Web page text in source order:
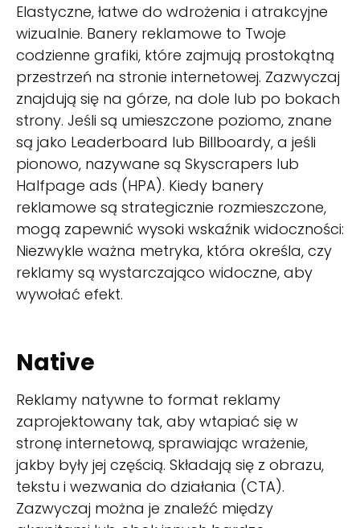
Elastyczne, łatwe do wdrożenia i atrakcyjne
wizualnie. Banery reklamowe to Twoje
codzienne grafiki, które zajmują prostokątną
przestrzeń na stronie internetowej. Zazwyczaj
znajdują się na górze, na dole lub po bokach
strony. Jeśli są umieszczone poziomo, znane
są jako Leaderboard lub Billboardy, a jeśli
pionowo, nazywane są Skyscrapers lub
Halfpage ads (HPA). Kiedy banery
reklamowe są strategicznie rozmieszczone,
mogą zapewnić wysoki wskaźnik widoczności:
Niezwykle ważna metryka, która określa, czy
reklamy są wystarczająco widoczne, aby
wywołać efekt.
Native
Reklamy natywne to format reklamy
zaprojektowany tak, aby wtapiać się w
stronę internetową, sprawiając wrażenie,
jakby były jej częścią. Składają się z obrazu,
tekstu i wezwania do działania (CTA).
Zazwyczaj można je znaleźć między